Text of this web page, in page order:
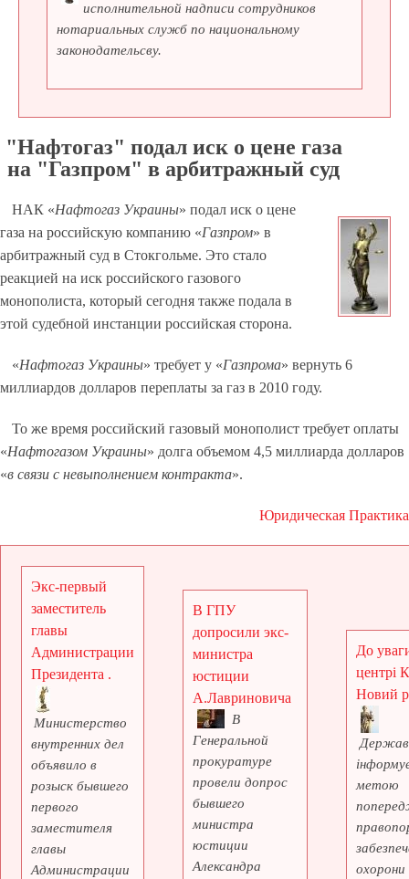
исполнительной надписи сотрудников
нотариальных служб по национальному
законодательсву.
"Нафтогаз" подал иск о цене газа
на "Газпром" в арбитражный суд
НАК «Нафтогаз Украины» подал иск о цене
газа на российскую компанию «Газпром» в
арбитражный суд в Стокгольме. Это стало
реакцией на иск российского газового
монополиста, который сегодня также подала в
этой судебной инстанции российская сторона.
«Нафтогаз Украины» требует у «Газпрома» вернуть 6
миллиардов долларов переплаты за газ в 2010 году.
То же время российский газовый монополист требует оплаты
«Нафтогазом Украины» долга объемом 4,5 миллиарда долларов
«в связи с невыполнением контракта».
Юридическая Практика
Экс-первый
заместитель
главы
Администрации
Президента .
Министерство
внутренних дел
объявило в
розыск бывшего
первого
заместителя
главы
Администрации
В ГПУ
допросили экс-
министра
юстиции
А.Лавриновича
В
Генеральной
прокуратуре
провели допрос
бывшего
министра
юстиции
Александра
До
центрі
Новий
метою
охорони